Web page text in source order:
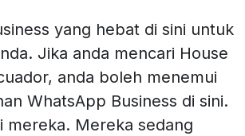
yang hebat di sini untuk
Jika anda mencari House
anda boleh menemui
WhatsApp Business di sini.
mereka. Mereka sedang